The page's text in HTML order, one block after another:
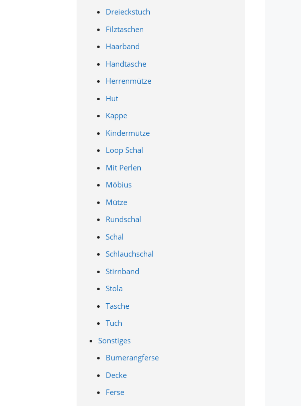
Dreieckstuch
Filztaschen
Haarband
Handtasche
Herrenmütze
Hut
Kappe
Kindermütze
Loop Schal
Mit Perlen
Möbius
Mütze
Rundschal
Schal
Schlauchschal
Stirnband
Stola
Tasche
Tuch
Sonstiges
Bumerangferse
Decke
Ferse